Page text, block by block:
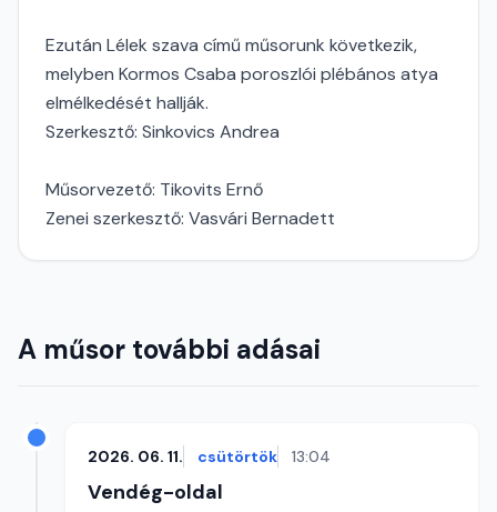
Ezután Lélek szava című műsorunk következik,
melyben Kormos Csaba poroszlói plébános atya
elmélkedését hallják.
Szerkesztő: Sinkovics Andrea
Műsorvezető: Tikovits Ernő
Zenei szerkesztő: Vasvári Bernadett
A műsor további adásai
2026. 06. 11. csütörtök 13:04
Vendég-oldal